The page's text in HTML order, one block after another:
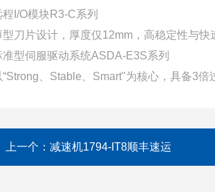
程I/O模块R3-C系列
型刀片设计，厚度仅12mm，高稳定性与快
准型伺服驱动系统ASDA-E3S系列
“Strong、Stable、Smart"为核心，具备3
上一个： 减速机1794-IT8顺丰速运